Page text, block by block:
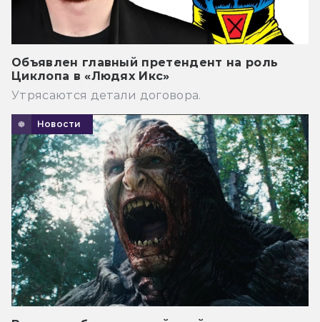
Объявлен главный претендент на роль
Циклопа в «Людях Икс»
Утрясаются детали договора.
Новости